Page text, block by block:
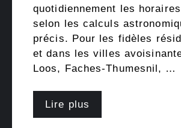
quotidiennement les
selon les calculs
précis. Pour les fidèles
et dans les villes
Loos, Faches-Thumesnil, …
Lire plus